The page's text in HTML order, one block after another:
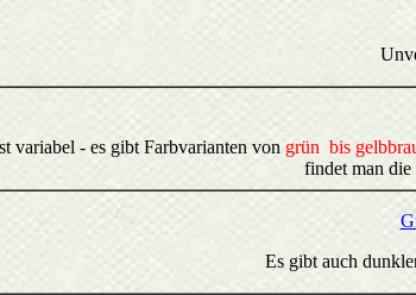
variabel - es gibt Farbvarianten von grün bis
findet man die
Es gibt auch